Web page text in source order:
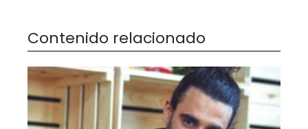
Contenido relacionado